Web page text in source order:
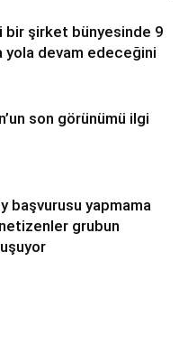
bir şirket bünyesinde 9
yola devam edeceğini
son görünümü ilgi
başvurusu yapmama
grubun